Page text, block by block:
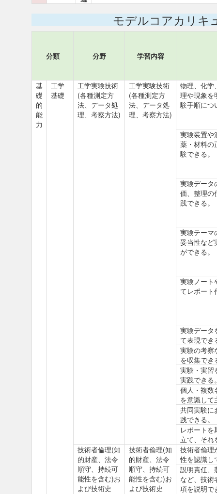
モデルコアカリキ
分類 分野 学習内容
基
礎
的
能
力
工学
基礎
工学実験技術
(各種測定方
法、データ処
理、考察方法)
工学実験技術
(各種測定方
法、データ処
理、考察方法)
物理、化学
理や現象を
験手順につ
実験装置や
薬・材料の
験できる。
実験データ
価、整理の
践できる。
実験テーマ
妥当性など
ができる。
実験ノート
てレポート
実験データ
て表現でき
実験の考察
を収集でき
実験・実習
実践できる
個人・複数
を意識して
共同実験に
践できる。
レポート
立て、それ
技術者倫理(知
的財産、法令
順守、持続可
能性を含む)お
よび技術史
技術者倫理(知
的財産、法令
順守、持続可
能性を含む)お
よび技術史
技術者倫理
性を認識し
説明責任、
など、技術
項を説明で